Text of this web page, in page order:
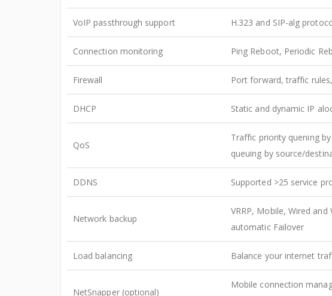
VoIP passthrough support H.323 and SIP-alg
Connection monitoring Ping Reboot, Periodic
Firewall Port forward, traffic
DHCP Static and dynamic IP
QoS
Traffic priority quening
queuing by source/
DDNS Supported >25 service
Network backup
VRRP, Mobile, Wired
automatic Failover
Load balancing Balance your internet
NetSnapper (optional)
Mobile connection